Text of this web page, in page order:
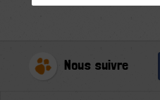
Nous suivre